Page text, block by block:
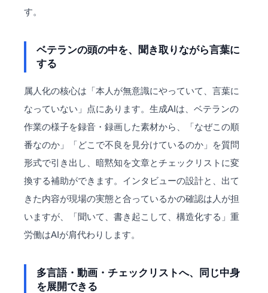
す。
ベテランの頭の中を、聞き取りながら言葉に
する
属人化の核心は「本人が無意識にやっていて、言葉に
なっていない」点にあります。生成AIは、ベテランの
作業の様子を録音・録画した素材から、「なぜこの順
番なのか」「どこで不良を見分けているのか」を質問
形式で引き出し、暗黙知を文章とチェックリストに変
換する補助ができます。インタビューの設計と、出て
きた内容が現場の実態と合っているかの確認は人が担
いますが、「聞いて、書き起こして、構造化する」重
労働はAIが肩代わりします。
多言語・動画・チェックリストへ、同じ中身
を展開できる